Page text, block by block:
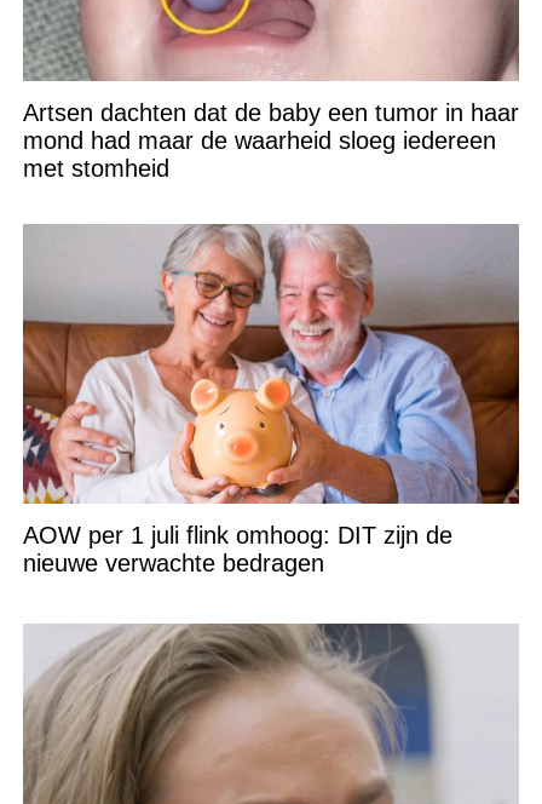
Artsen dachten dat de baby een tumor in haar
mond had maar de waarheid sloeg iedereen
met stomheid
AOW per 1 juli flink omhoog: DIT zijn de
nieuwe verwachte bedragen